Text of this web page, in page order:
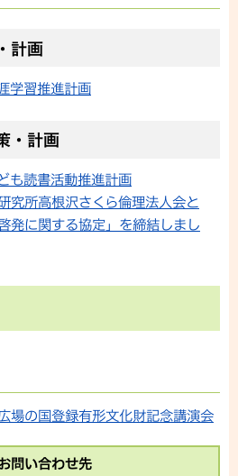
計画
学習推進計画
・計画
も読書活動推進計画
究所高根沢さくら倫理法人会と
発に関する協定」を締結しまし
場の国登録有形文化財記念講演会
問い合わせ先